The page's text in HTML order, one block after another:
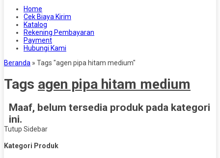
Home
Cek Biaya Kirim
Katalog
Rekening Pembayaran
Payment
Hubungi Kami
Beranda » Tags "agen pipa hitam medium"
Tags agen pipa hitam medium
Maaf, belum tersedia produk pada kategori
ini.
Tutup Sidebar
Kategori Produk